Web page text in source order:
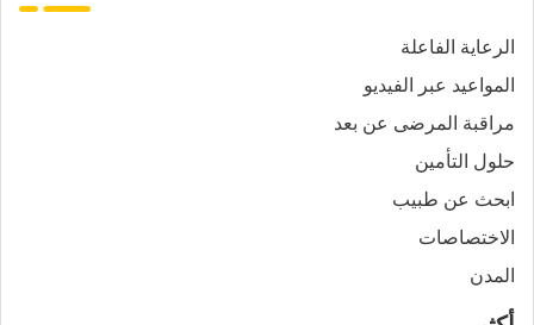
الرعاية الفاعلة
المواعيد عبر الفيديو
مراقبة المرضى عن بعد
حلول التأمين
ابحث عن طبيب
الاختصاصات
المدن